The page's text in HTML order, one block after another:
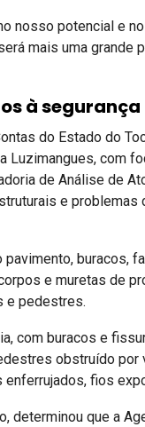
nosso potencial e
mais uma grande
à
do Estado do
com
de Análise de
e
buracos,
e muretas de
e pedestres.
com buracos e
obstruído por
fios
determinou que a